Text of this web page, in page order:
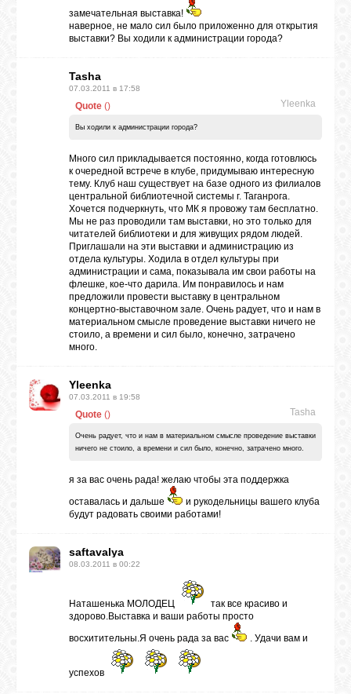
замечательная выставка!
наверное, не мало сил было приложенно для открытия
выставки? Вы ходили к администрации города?
Tasha
07.03.2011 в 17:58
Quote ( Yleenka
)
Вы ходили к администрации города?
Много сил прикладывается постоянно, когда готовлюсь
к очередной встрече в клубе, придумываю интересную
тему. Клуб наш существует на базе одного из филиалов
центральной библиотечной системы г. Таганрога.
Хочется подчеркнуть, что МК я провожу там бесплатно.
Мы не раз проводили там выставки, но это только для
читателей библиотеки и для живущих рядом людей.
Приглашали на эти выставки и администрацию из
отдела культуры. Ходила в отдел культуры при
администрации и сама, показывала им свои работы на
флешке, кое-что дарила. Им понравилось и нам
предложили провести выставку в центральном
концертно-выставочном зале. Очень радует, что и нам в
материальном смысле проведение выставки ничего не
стоило, а времени и сил было, конечно, затрачено
много.
Yleenka
07.03.2011 в 19:58
Quote ( Tasha
)
Очень радует, что и нам в материальном смысле проведение выставки
ничего не стоило, а времени и сил было, конечно, затрачено много.
я за вас очень рада! желаю чтобы эта поддержка
оставалась и дальше
и рукодельницы вашего клуба
будут радовать своими работами!
saftavalya
08.03.2011 в 00:22
Наташенька МОЛОДЕЦ
так все красиво и
здорово.Выставка и ваши работы просто
восхитительны.Я очень рада за вас
. Удачи вам и
успехов